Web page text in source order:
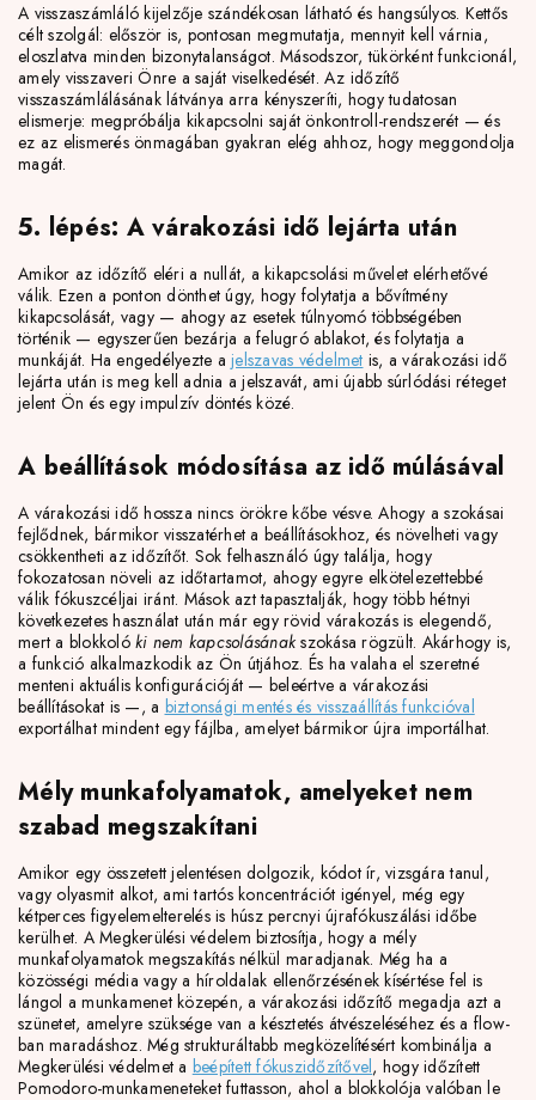
A visszaszámláló kijelzője szándékosan látható és hangsúlyos. Kettős
célt szolgál: először is, pontosan megmutatja, mennyit kell várnia,
eloszlatva minden bizonytalanságot. Másodszor, tükörként funkcionál,
amely visszaveri Önre a saját viselkedését. Az időzítő
visszaszámlálásának látványa arra kényszeríti, hogy tudatosan
elismerje: megpróbálja kikapcsolni saját önkontroll-rendszerét — és
ez az elismerés önmagában gyakran elég ahhoz, hogy meggondolja
magát.
5. lépés: A várakozási idő lejárta után
Amikor az időzítő eléri a nullát, a kikapcsolási művelet elérhetővé
válik. Ezen a ponton dönthet úgy, hogy folytatja a bővítmény
kikapcsolását, vagy — ahogy az esetek túlnyomó többségében
történik — egyszerűen bezárja a felugró ablakot, és folytatja a
munkáját. Ha engedélyezte a jelszavas védelmet is, a várakozási idő
lejárta után is meg kell adnia a jelszavát, ami újabb súrlódási réteget
jelent Ön és egy impulzív döntés közé.
A beállítások módosítása az idő múlásával
A várakozási idő hossza nincs örökre kőbe vésve. Ahogy a szokásai
fejlődnek, bármikor visszatérhet a beállításokhoz, és növelheti vagy
csökkentheti az időzítőt. Sok felhasználó úgy találja, hogy
fokozatosan növeli az időtartamot, ahogy egyre elkötelezettebbé
válik fókuszcéljai iránt. Mások azt tapasztalják, hogy több hétnyi
következetes használat után már egy rövid várakozás is elegendő,
mert a blokkoló ki nem kapcsolásánakszokása rögzült. Akárhogy is,
a funkció alkalmazkodik az Ön útjához. És ha valaha el szeretné
menteni aktuális konfigurációját — beleértve a várakozási
beállításokat is —, a biztonsági mentés és visszaállítás funkcióval
exportálhat mindent egy fájlba, amelyet bármikor újra importálhat.
Mély munkafolyamatok, amelyeket nem
szabad megszakítani
Amikor egy összetett jelentésen dolgozik, kódot ír, vizsgára tanul,
vagy olyasmit alkot, ami tartós koncentrációt igényel, még egy
kétperces figyelemelterelés is húsz percnyi újrafókuszálási időbe
kerülhet. A Megkerülési védelem biztosítja, hogy a mély
munkafolyamatok megszakítás nélkül maradjanak. Még ha a
közösségi média vagy a híroldalak ellenőrzésének kísértése fel is
lángol a munkamenet közepén, a várakozási időzítő megadja azt a
szünetet, amelyre szüksége van a késztetés átvészeléséhez és a flow-
ban maradáshoz. Még strukturáltabb megközelítésért kombinálja a
Megkerülési védelmet a beépített fókuszidőzítővel, hogy időzített
Pomodoro-munkameneteket futtasson, ahol a blokkolója valóban le